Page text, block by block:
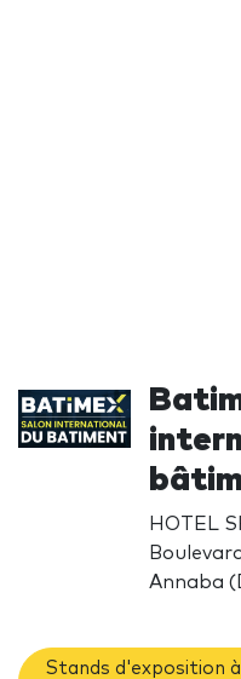
HOTEL
Annaba
Stands d'exposition